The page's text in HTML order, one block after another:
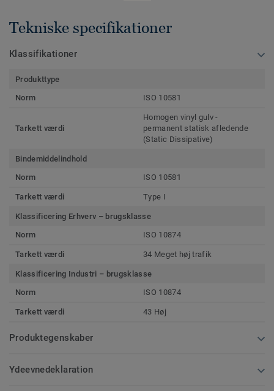
Tekniske specifikationer
Klassifikationer
Produkttype
Norm
ISO 10581
Tarkett værdi
Homogen vinyl gulv -
permanent statisk afledende
(Static Dissipative)
Bindemiddelindhold
Norm
ISO 10581
Tarkett værdi Type I
Klassificering Erhverv – brugsklasse
Norm
ISO 10874
Tarkett værdi 34 Meget høj trafik
Klassificering Industri – brugsklasse
Norm
ISO 10874
Tarkett værdi 43 Høj
Produktegenskaber
Ydeevnedeklaration